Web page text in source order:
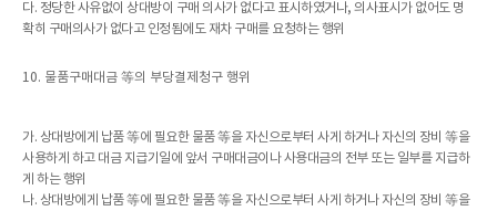
다. 정당한 사유없이 상대방이 구매 의사가 없다고 표시하였거나, 의사표시가 없어도 명
확히 구매의사가 없다고 인정됨에도 재차 구매를 요청하는 행위
10. 물품구매대금 等의 부당결제청구 행위
가. 상대방에게 납품 等에 필요한 물품 等을 자신으로부터 사게 하거나 자신의 장비 等을
사용하게 하고 대금 지급기일에 앞서 구매대금이나 사용대금의 전부 또는 일부를 지급하
게 하는 행위
나. 상대방에게 납품 等에 필요한 물품 等을 자신으로부터 사게 하거나 자신의 장비 等을